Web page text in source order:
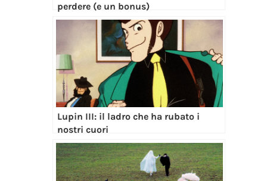
perdere (e un bonus)
Lupin III: il ladro che ha rubato i
nostri cuori